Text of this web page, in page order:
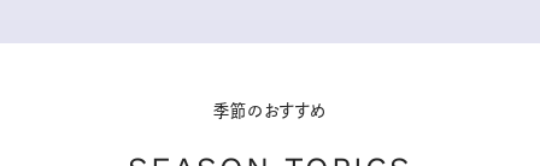
季節のおすすめ